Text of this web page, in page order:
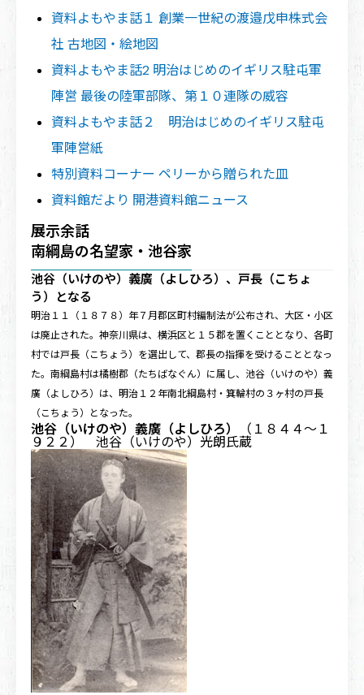
資料よもやま話１ 創業一世紀の渡邉戊申株式会
社 古地図・絵地図
資料よもやま話2 明治はじめのイギリス駐屯軍
陣営 最後の陸軍部隊、第１０連隊の威容
資料よもやま話２ 明治はじめのイギリス駐屯
軍陣営紙
特別資料コーナー ペリーから贈られた皿
資料館だより 開港資料館ニュース
展示余話
南綱島の名望家・池谷家
池谷（いけのや）義廣（よしひろ）、戸長（こちょ
う）となる
明治１１（１８７８）年７月郡区町村編制法が公布され、大区・小区
は廃止された。神奈川県は、横浜区と１５郡を置くこととなり、各町
村では戸長（こちょう）を選出して、郡長の指揮を受けることとなっ
た。南綱島村は橘樹郡（たちばなぐん）に属し、池谷（いけのや）義
廣（よしひろ）は、明治１２年南北綱島村・箕輪村の３ヶ村の戸長
（こちょう）となった。
池谷（いけのや）義廣（よしひろ） （１８４４〜１
９２２） 池谷（いけのや）光朗氏蔵